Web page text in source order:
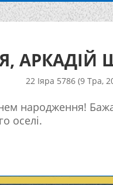
АРКАДІЙ
22 Іяра 5786 (9 Тра,
народження!
оселі.